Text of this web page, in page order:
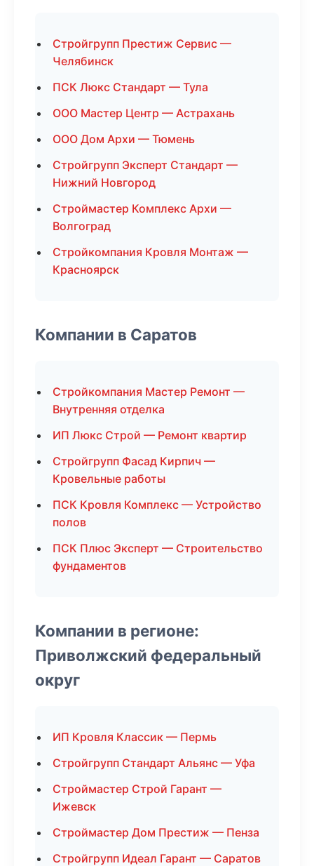
Стройгрупп Престиж Сервис —
Челябинск
ПСК Люкс Стандарт — Тула
ООО Мастер Центр — Астрахань
ООО Дом Архи — Тюмень
Стройгрупп Эксперт Стандарт —
Нижний Новгород
Строймастер Комплекс Архи —
Волгоград
Стройкомпания Кровля Монтаж —
Красноярск
Компании в Саратов
Стройкомпания Мастер Ремонт —
Внутренняя отделка
ИП Люкс Строй — Ремонт квартир
Стройгрупп Фасад Кирпич —
Кровельные работы
ПСК Кровля Комплекс — Устройство
полов
ПСК Плюс Эксперт — Строительство
фундаментов
Компании в регионе:
Приволжский федеральный
округ
ИП Кровля Классик — Пермь
Стройгрупп Стандарт Альянс — Уфа
Строймастер Строй Гарант —
Ижевск
Строймастер Дом Престиж — Пенза
Стройгрупп Идеал Гарант — Саратов